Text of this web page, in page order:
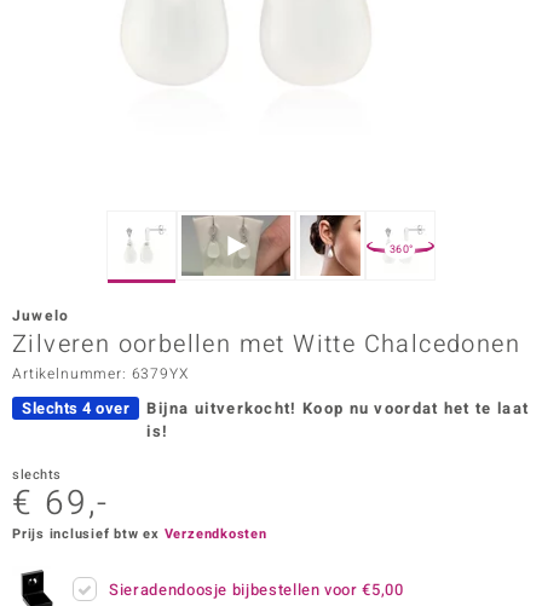
Vogue
in Italy
Paraíso
360°
Juwelo
Zilveren oorbellen met Witte Chalcedonen
Artikelnummer: 6379YX
Slechts 4 over Bijna uitverkocht! Koop nu voordat het te laat
is!
slechts
€ 69,-
Prijs inclusief btw ex Verzendkosten
Sieradendoosje bijbestellen voor€5,00